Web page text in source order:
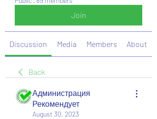
Join
Discussion Media Members About
Back
Администрация
Рекомендует
August 30, 2023